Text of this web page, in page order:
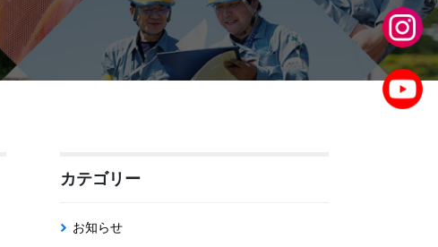
カテゴリー
お知らせ